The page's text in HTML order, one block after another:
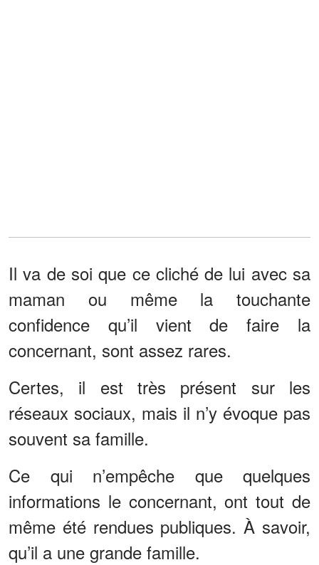
Il va de soi que ce cliché de lui avec sa
maman ou même la touchante
confidence qu’il vient de faire la
concernant, sont assez rares.
Certes, il est très présent sur les
réseaux sociaux, mais il n’y évoque pas
souvent sa famille.
Ce qui n’empêche que quelques
informations le concernant, ont tout de
même été rendues publiques. À savoir,
qu’il a une grande famille.